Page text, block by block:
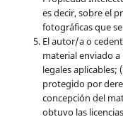
es decir, sobre el
fotográficas que
El autor/a o
material enviado
legales
protegido por
concepción del
obtuvo las